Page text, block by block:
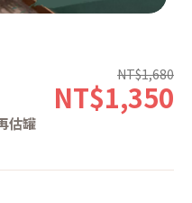
估罐
NT$1,680
NT$1,350